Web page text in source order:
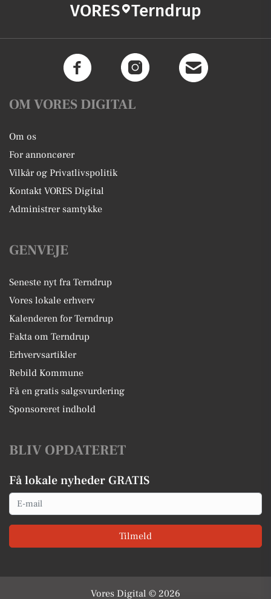
VORES Terndrup
OM VORES DIGITAL
Om os
For annoncører
Vilkår og Privatlivspolitik
Kontakt VORES Digital
Administrer samtykke
GENVEJE
Seneste nyt fra Terndrup
Vores lokale erhverv
Kalenderen for Terndrup
Fakta om Terndrup
Erhvervsartikler
Rebild Kommune
Få en gratis salgsvurdering
Sponsoreret indhold
BLIV OPDATERET
Få lokale nyheder GRATIS
Email
Tilmeld
Vores Digital © 2026